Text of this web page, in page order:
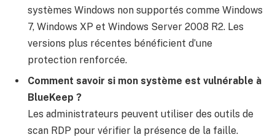
systèmes Windows non supportés comme Windows
7, Windows XP et Windows Server 2008 R2. Les
versions plus récentes bénéficient d’une
protection renforcée.
Comment savoir si mon système est vulnérable à
BlueKeep ?
Les administrateurs peuvent utiliser des outils de
scan RDP pour vérifier la présence de la faille.